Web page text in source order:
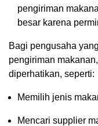
pengiriman
besar karena
Bagi pengusaha
pengiriman
diperhatikan, seperti:
Memilih jenis
Mencari supplier